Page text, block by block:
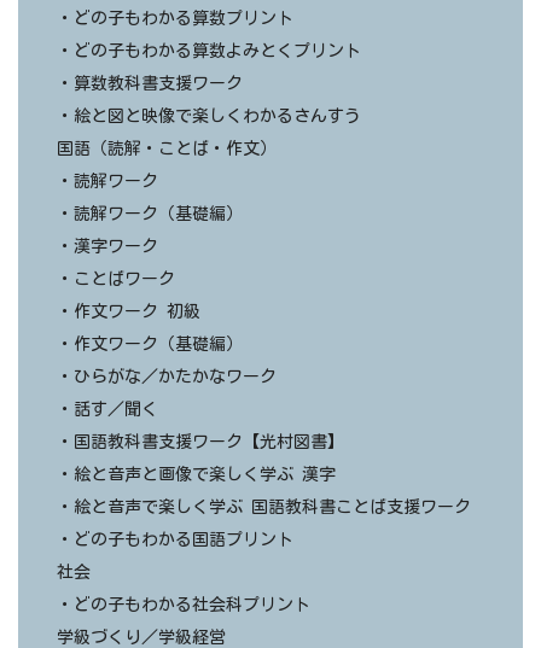
・どの子もわかる算数プリント
・どの子もわかる算数よみとくプリント
・算数教科書支援ワーク
・絵と図と映像で楽しくわかるさんすう
国語（読解・ことば・作文）
・読解ワーク
・読解ワーク（基礎編）
・漢字ワーク
・ことばワーク
・作文ワーク 初級
・作文ワーク（基礎編）
・ひらがな／かたかなワーク
・話す／聞く
・国語教科書支援ワーク【光村図書】
・絵と音声と画像で楽しく学ぶ 漢字
・絵と音声で楽しく学ぶ 国語教科書ことば支援ワーク
・どの子もわかる国語プリント
社会
・どの子もわかる社会科プリント
学級づくり／学級経営